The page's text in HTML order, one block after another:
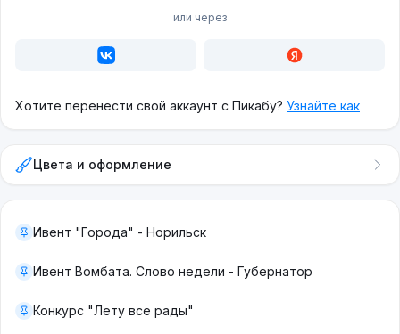
или через
Хотите перенести свой аккаунт с Пикабу? Узнайте как
Цвета и оформление
Ивент "Города" - Норильск
Ивент Вомбата. Слово недели - Губернатор
Конкурс "Лету все рады"